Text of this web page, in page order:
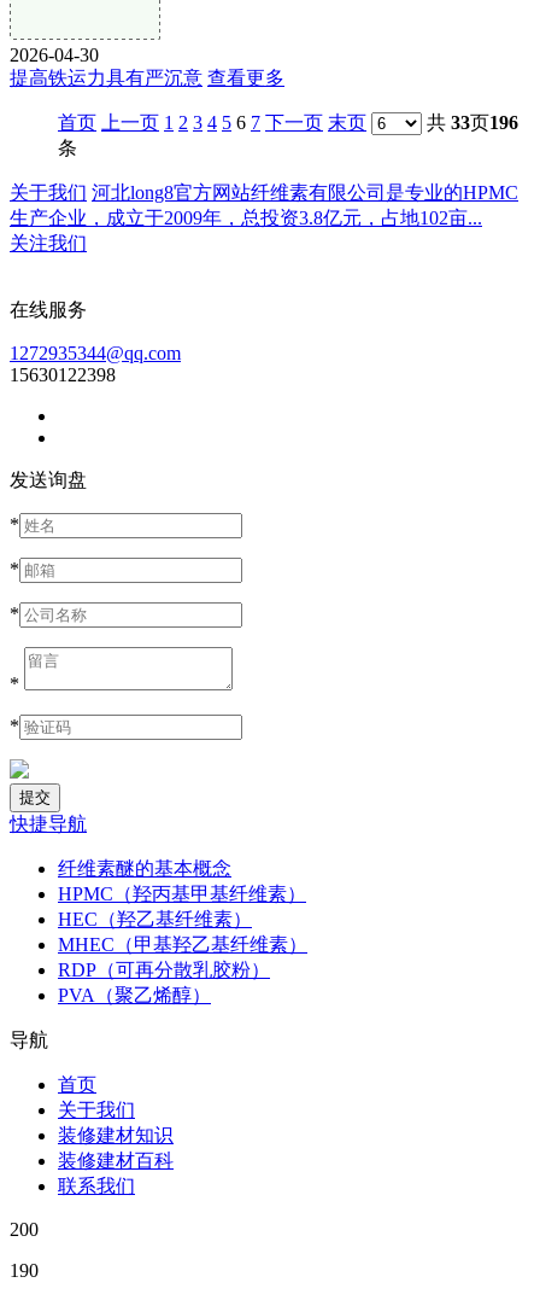
2026-04-30
提高铁运力具有严沉意 查看更多
首页 上一页 1 2 3 4 5 6 7 下一页 末页 共 33页196
条
关于我们 河北long8官方网站纤维素有限公司是专业的HPMC
生产企业，成立于2009年，总投资3.8亿元，占地102亩...
关注我们
在线服务
1272935344@qq.com
15630122398
发送询盘
*
*
*
*
*
快捷导航
纤维素醚的基本概念
HPMC（羟丙基甲基纤维素）
HEC（羟乙基纤维素）
MHEC（甲基羟乙基纤维素）
RDP（可再分散乳胶粉）
PVA（聚乙烯醇）
导航
首页
关于我们
装修建材知识
装修建材百科
联系我们
200
190